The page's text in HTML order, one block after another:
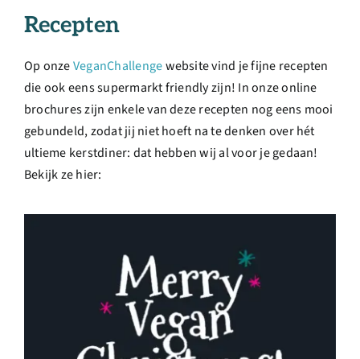
English
Recepten
Op onzeVeganChallengewebsite vind je fijne recepten
die ook eens supermarkt friendly zijn! In onze online
brochures zijn enkele van deze recepten nog eens mooi
gebundeld, zodat jij niet hoeft na te denken over hét
ultieme kerstdiner: dat hebben wij al voor je gedaan!
Bekijk ze hier: